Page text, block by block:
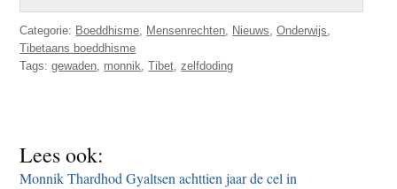
Categorie: Boeddhisme, Mensenrechten, Nieuws,Onderwijs,
Tibetaans boeddhisme
Tags:gewaden, monnik,Tibet,zelfdoding
Lees ook:
Monnik Thardhod Gyaltsen achttien jaar de cel in